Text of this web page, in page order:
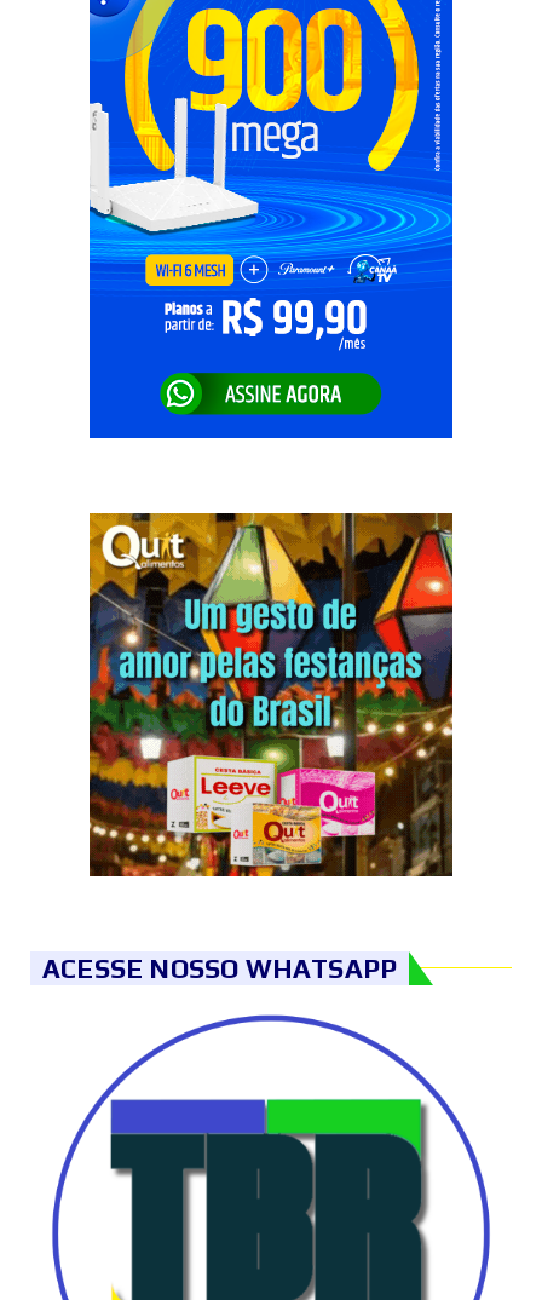
ACESSE NOSSO WHATSAPP